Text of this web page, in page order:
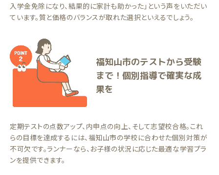
入学金免除になり、結果的に家計も助かった」という声をいただい
ています。質と価格のバランスが取れた選択といえるでしょう。
福知山市のテストから受験
まで！個別指導で確実な成
果を
定期テストの点数アップ、内申点の向上、そして志望校合格。これ
らの目標を達成するには、福知山市の学校に合わせた個別対策が
不可欠です。ランナーなら、お子様の状況に応じた最適な学習プラ
ンを提供できます。